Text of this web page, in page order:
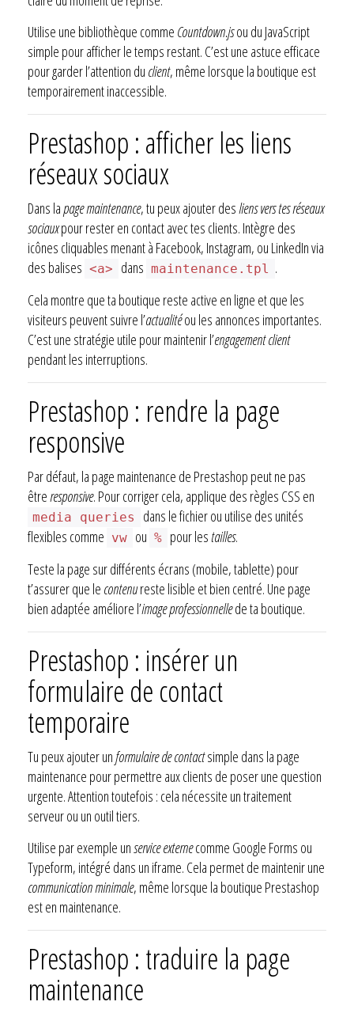
Utilise une bibliothèque comme Countdown.jsou du JavaScript
simple pour afficher le temps restant. C’est une astuce efficace
pour garder l’attention du client, même lorsque la boutique est
temporairement inaccessible.
Prestashop : afficher les liens
réseaux sociaux
Dans lapage maintenance, tu peux ajouter des liens vers tes réseaux
sociauxpour rester en contact avec tes clients. Intègre des
icônes cliquables menant à Facebook, Instagram, ou LinkedIn via
des balises <a> dans maintenance.tpl
.
Cela montre que ta boutique reste active en ligne et que les
visiteurs peuvent suivre l’actualitéou les annonces importantes.
C’est une stratégie utile pour maintenir l’engagement client
pendant les interruptions.
Prestashop : rendre la page
responsive
Par défaut, la page maintenance de Prestashop peut ne pas
être responsive. Pour corriger cela, applique des règles CSS en
media queries
dans le fichier ou utilise des unités
flexibles comme vw ou % pour lestailles.
Teste la page sur différents écrans (mobile, tablette) pour
t’assurer que le contenureste lisible et bien centré. Une page
bien adaptée améliore l’image professionnellede ta boutique.
Prestashop : insérer un
formulaire de contact
temporaire
Tu peux ajouter unformulaire de contactsimple dans la page
maintenance pour permettre aux clients de poser une question
urgente. Attention toutefois : cela nécessite un traitement
serveur ou un outil tiers.
Utilise par exemple unservice externecomme Google Forms ou
Typeform, intégré dans un iframe. Cela permet de maintenir une
communication minimale, même lorsque la boutique Prestashop
est en maintenance.
Prestashop : traduire la page
maintenance